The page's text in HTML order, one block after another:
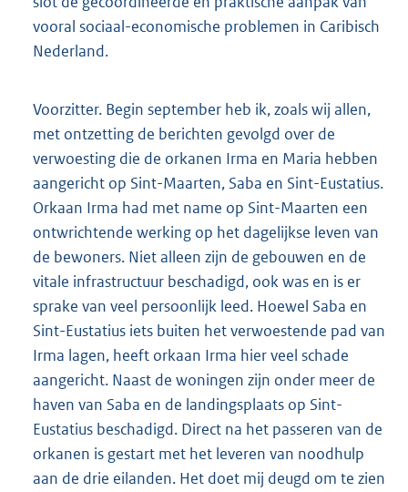
vooral sociaal-economische problemen in Caribisch
Nederland.
Voorzitter. Begin september heb ik, zoals wij allen,
met ontzetting de berichten gevolgd over de
verwoesting die de orkanen Irma en Maria hebben
aangericht op Sint-Maarten, Saba en Sint-Eustatius.
Orkaan Irma had met name op Sint-Maarten een
ontwrichtende werking op het dagelijkse leven van
de bewoners. Niet alleen zijn de gebouwen en de
vitale infrastructuur beschadigd, ook was en is er
sprake van veel persoonlijk leed. Hoewel Saba en
Sint-Eustatius iets buiten het verwoestende pad van
Irma lagen, heeft orkaan Irma hier veel schade
aangericht. Naast de woningen zijn onder meer de
haven van Saba en de landingsplaats op Sint-
Eustatius beschadigd. Direct na het passeren van de
orkanen is gestart met het leveren van noodhulp
aan de drie eilanden. Het doet mij deugd om te zien